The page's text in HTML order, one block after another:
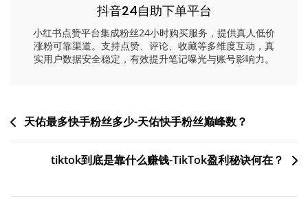
抖音24自助下单平台
小红书点赞平台集成粉丝24小时购买服务，提供真人低价
涨粉可靠渠道。支持点赞、评论、收藏等多维度互动，真
实用户数据安全稳定，有效提升笔记曝光与账号影响力。
文天佑最多快手粉丝多少-天佑快手粉丝巅峰数？
tiktok到底是靠什么赚钱-TikTok盈利秘诀何在？